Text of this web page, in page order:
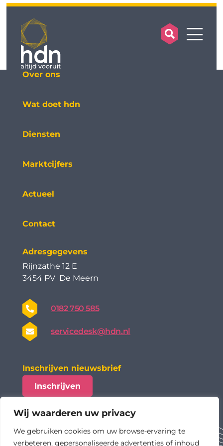
Wij waarderen uw privacy
We gebruiken cookies om uw browse-ervaring te
verbeteren, gepersonaliseerde advertenties of inhoud
search
Over ons
Wat doet hdn
Diensten
Marktcijfers
Actueel
Contact
Adresgegevens
Rijnzathe 12 E
3454 PV De Meern
0182 750 585
servicedesk@hdn.nl
Inschrijven nieuwsbrief
Inschrijven